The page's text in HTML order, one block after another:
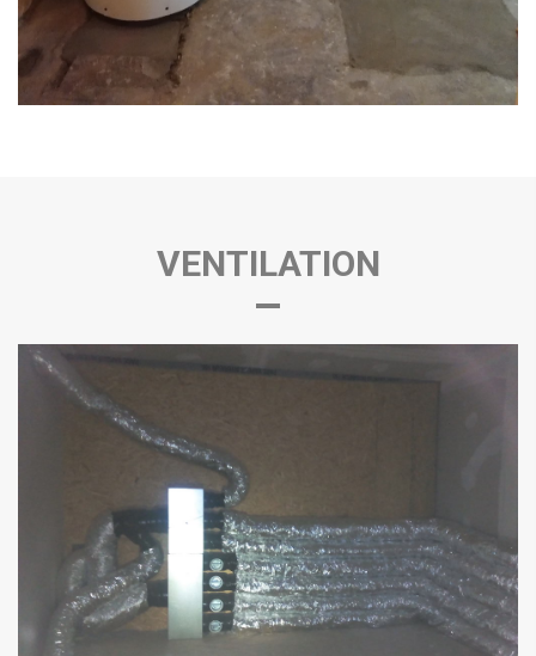
VENTILATION